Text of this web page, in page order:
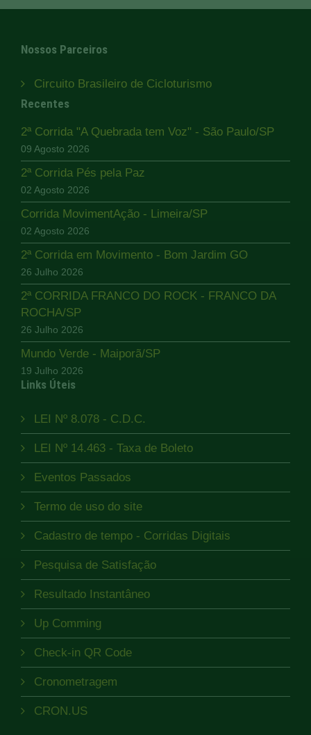
Nossos Parceiros
Circuito Brasileiro de Cicloturismo
Recentes
2ª Corrida "A Quebrada tem Voz" - São Paulo/SP
09 Agosto 2026
2ª Corrida Pés pela Paz
02 Agosto 2026
Corrida MovimentAção - Limeira/SP
02 Agosto 2026
2ª Corrida em Movimento - Bom Jardim GO
26 Julho 2026
2ª CORRIDA FRANCO DO ROCK - FRANCO DA
ROCHA/SP
26 Julho 2026
Mundo Verde - Maiporã/SP
19 Julho 2026
Links Úteis
LEI Nº 8.078 - C.D.C.
LEI Nº 14.463 - Taxa de Boleto
Eventos Passados
Termo de uso do site
Cadastro de tempo - Corridas Digitais
Pesquisa de Satisfação
Resultado Instantâneo
Up Comming
Check-in QR Code
Cronometragem
CRON.US